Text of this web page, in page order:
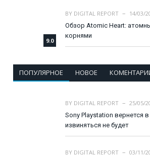
9.0
BY DIGITAL REPORT
14/03/
Обзор Atomic Heart:
корнями
ПОПУЛЯРНОЕ НОВОЕ
BY DIGITAL REPORT
25/05/
Sony Playstation вернется
извиняться не будет
BY DIGITAL REPORT
03/11/